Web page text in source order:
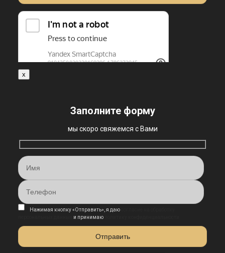
x
Заполните форму
мы скоро свяжемся с Вами
Нажимая кнопку «Отправить», я даю
и принимаю